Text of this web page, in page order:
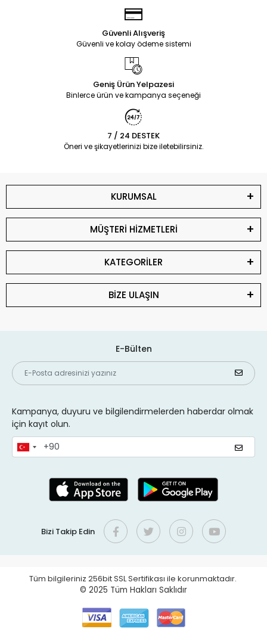
Güvenli Alışveriş
Güvenli ve kolay ödeme sistemi
Geniş Ürün Yelpazesi
Binlerce ürün ve kampanya seçeneği
7 / 24 DESTEK
Öneri ve şikayetlerinizi bize iletebilirsiniz.
KURUMSAL
MÜŞTERİ HİZMETLERİ
KATEGORİLER
BİZE ULAŞIN
E-Bülten
Kampanya, duyuru ve bilgilendirmelerden haberdar olmak
için kayıt olun.
Bizi Takip Edin
Tüm bilgileriniz 256bit SSL Sertifikası ile korunmaktadır.
© 2025 Tüm Hakları Saklıdır